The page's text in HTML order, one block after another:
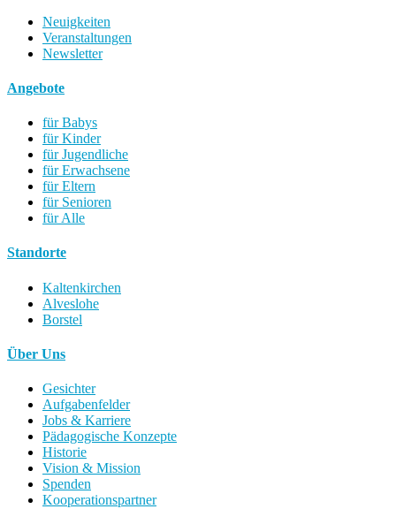
Neuigkeiten
Veranstaltungen
Newsletter
Angebote
für Babys
für Kinder
für Jugendliche
für Erwachsene
für Eltern
für Senioren
für Alle
Standorte
Kaltenkirchen
Alveslohe
Borstel
Über Uns
Gesichter
Aufgabenfelder
Jobs & Karriere
Pädagogische Konzepte
Historie
Vision & Mission
Spenden
Kooperationspartner